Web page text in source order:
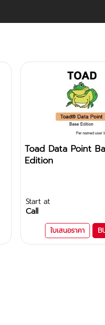
Toad Data Point
Edition
Start at
Call
ใบเสนอราคา